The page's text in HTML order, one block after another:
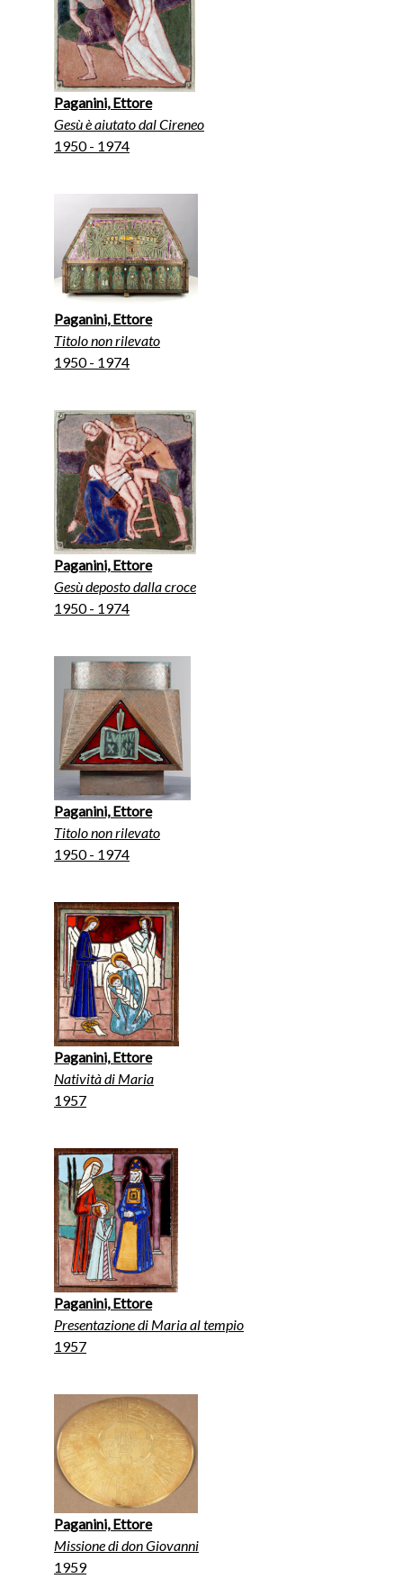
Paganini, Ettore
Gesù è aiutato dal Cireneo
1950 - 1974
Paganini, Ettore
Titolo non rilevato
1950 - 1974
Paganini, Ettore
Gesù deposto dalla croce
1950 - 1974
Paganini, Ettore
Titolo non rilevato
1950 - 1974
Paganini, Ettore
Natività di Maria
1957
Paganini, Ettore
Presentazione di Maria al tempio
1957
Paganini, Ettore
Missione di don Giovanni
1959